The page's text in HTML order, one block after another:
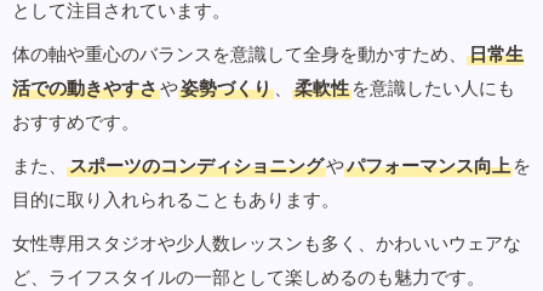
として注目されています。
体の軸や重心のバランスを意識して全身を動かすため、
日常生
活での動きやすさや姿勢づくり 、 柔軟性 を意識したい人にも
おすすめです。
また、
スポーツのコンディショニングやパフォーマンス向上 を
目的に取り入れられることもあります。
女性専用スタジオや少人数レッスンも多く、かわいいウェアな
ど、ライフスタイルの一部として楽しめるのも魅力です。